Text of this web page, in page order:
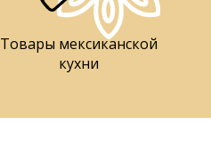
Товары мексиканской
кухни